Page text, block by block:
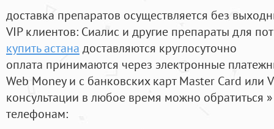
доставка препаратов осуществляется без
VIP клиентов: Сиалис и другие препараты для
купить астана доставляются круглосуточно
оплата принимаются через электронные
Web Money и с банковских карт Master Card или
консультации в любое время можно обратиться
телефонам: